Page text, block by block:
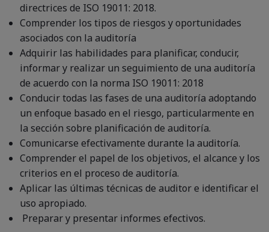
directrices de ISO 19011: 2018.
Comprender los tipos de riesgos y oportunidades
asociados con la auditoría
Adquirir las habilidades para planificar, conducir,
informar y realizar un seguimiento de una auditoría
de acuerdo con la norma ISO 19011: 2018
Conducir todas las fases de una auditoría adoptando
un enfoque basado en el riesgo, particularmente en
la sección sobre planificación de auditoría.
Comunicarse efectivamente durante la auditoría.
Comprender el papel de los objetivos, el alcance y los
criterios en el proceso de auditoría.
Aplicar las últimas técnicas de auditor e identificar el
uso apropiado.
Preparar y presentar informes efectivos.